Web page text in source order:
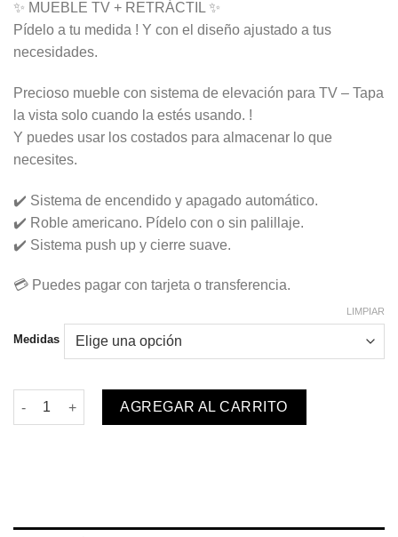
desde
hasta
$2.249.991
✨ MUEBLE TV + RETRÁCTIL ✨
Pídelo a tu medida ! Y con el diseño ajustado a tus
necesidades.
Precioso mueble con sistema de elevación para TV – Tapa
la vista solo cuando la estés usando. !
Y puedes usar los costados para almacenar lo que
necesites.
✔️ Sistema de encendido y apagado automático.
✔️ Roble americano. Pídelo con o sin palillaje.
✔️ Sistema push up y cierre suave.
💳 Puedes pagar con tarjeta o transferencia.
Medidas
LIMPIAR
Mueble TV Retráctil cantidad
AGREGAR AL CARRITO